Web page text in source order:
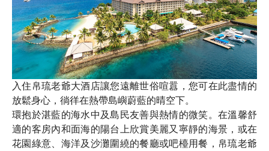
入住帛琉老爺大酒店讓您遠離世俗喧囂，您可在此盡情的
放鬆身心，徜徉在熱帶島嶼蔚藍的晴空下。
環抱於湛藍的海水中及島民友善與熱情的微笑。在溫馨舒
適的客房內和面海的陽台上欣賞美麗又寧靜的海景，或在
花園綠意、海洋及沙灘圍繞的餐廳或吧檯用餐，帛琉老爺